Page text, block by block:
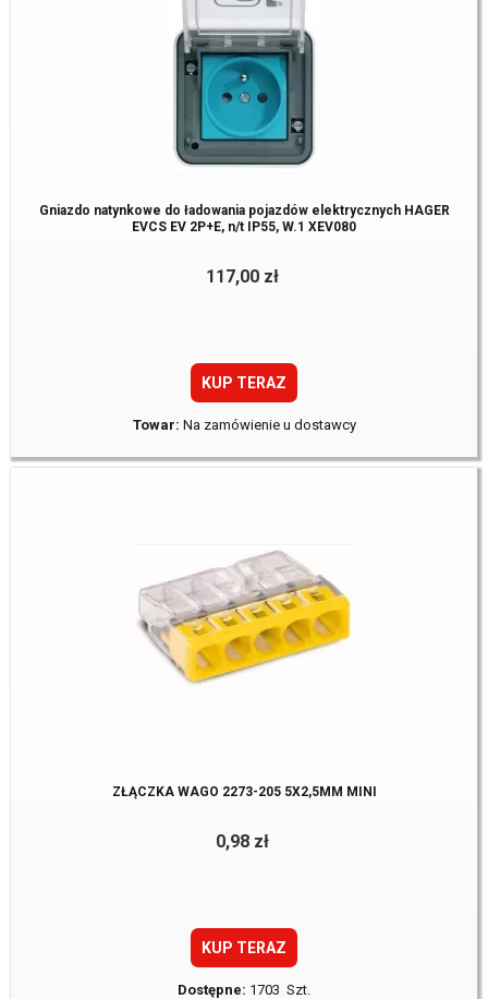
Gniazdo natynkowe do ładowania pojazdów elektrycznych HAGER
EVCS EV 2P+E, n/t IP55, W.1 XEV080
117,00 zł
KUP TERAZ
Towar: Na zamówienie u dostawcy
ZŁĄCZKA WAGO 2273-205 5X2,5MM MINI
0,98 zł
KUP TERAZ
Dostępne: 1703 Szt.